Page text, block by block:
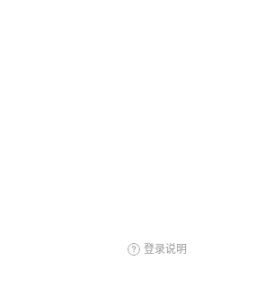
登录说明